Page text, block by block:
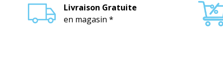
Livraison Gratuite
en magasin *